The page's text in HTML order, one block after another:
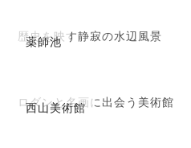
薬師池
歴史を映す静寂の水辺風景
西山美術館
ロダンと名画に出会う美術館